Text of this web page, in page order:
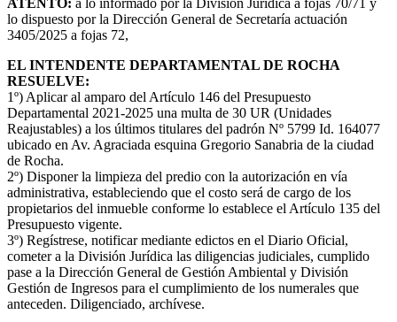
lo dispuesto por la Dirección General de Secretaría actuación
3405/2025 a fojas 72,
EL INTENDENTE DEPARTAMENTAL DE ROCHA
RESUELVE:
1º) Aplicar al amparo del Artículo 146 del Presupuesto
Departamental 2021-2025 una multa de 30 UR (Unidades
Reajustables) a los últimos titulares del padrón Nº 5799 Id. 164077
ubicado en Av. Agraciada esquina Gregorio Sanabria de la ciudad
de Rocha.
2º) Disponer la limpieza del predio con la autorización en vía
administrativa, estableciendo que el costo será de cargo de los
propietarios del inmueble conforme lo establece el Artículo 135 del
Presupuesto vigente.
3º) Regístrese, notificar mediante edictos en el Diario Oficial,
cometer a la División Jurídica las diligencias judiciales, cumplido
pase a la Dirección General de Gestión Ambiental y División
Gestión de Ingresos para el cumplimiento de los numerales que
anteceden. Diligenciado, archívese.